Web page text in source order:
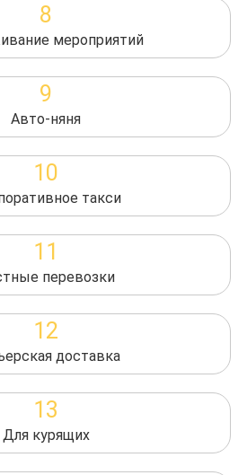
8
мероприятий
9
Авто-няня
10
такси
11
перевозки
12
доставка
13
Для курящих